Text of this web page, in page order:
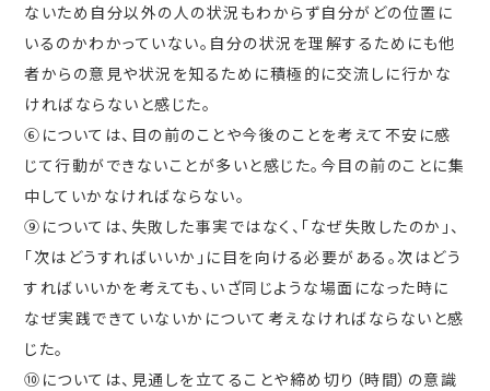
ないため自分以外の人の状況もわからず自分がどの位置に
いるのかわかっていない。自分の状況を理解するためにも他
者からの意見や状況を知るために積極的に交流しに行かな
ければならないと感じた。
⑥については、目の前のことや今後のことを考えて不安に感
じて行動ができないことが多いと感じた。今目の前のことに集
中していかなければならない。
⑨については、失敗した事実ではなく、「なぜ失敗したのか」、
「次はどうすればいいか」に目を向ける必要がある。次はどう
すればいいかを考えても、いざ同じような場面になった時に
なぜ実践できていないかについて考えなければならないと感
じた。
⑩については、見通しを立てることや締め切り（時間）の意識